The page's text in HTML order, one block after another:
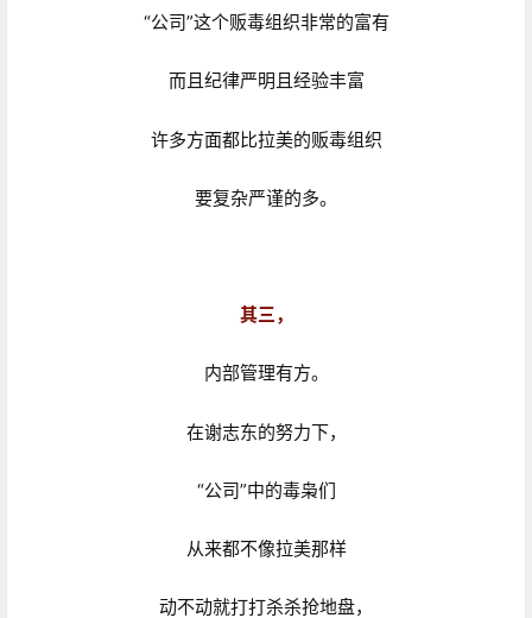
“公司”这个贩毒组织非常的富有
而且纪律严明且经验丰富
许多方面都比拉美的贩毒组织
要复杂严谨的多。
其三，
内部管理有方。
在谢志东的努力下，
“公司”中的毒枭们
从来都不像拉美那样
动不动就打打杀杀抢地盘，